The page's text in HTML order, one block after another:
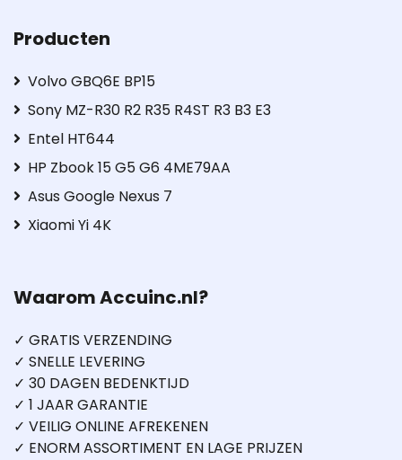
Producten
Volvo GBQ6E BP15
Sony MZ-R30 R2 R35 R4ST R3 B3 E3
Entel HT644
HP Zbook 15 G5 G6 4ME79AA
Asus Google Nexus 7
Xiaomi Yi 4K
Waarom Accuinc.nl?
✓ GRATIS VERZENDING
✓ SNELLE LEVERING
✓ 30 DAGEN BEDENKTIJD
✓ 1 JAAR GARANTIE
✓ VEILIG ONLINE AFREKENEN
✓ ENORM ASSORTIMENT EN LAGE PRIJZEN